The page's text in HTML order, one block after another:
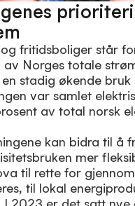
fritidsboliger står
av Norges totale
stadig økende
var samlet
av total norsk
kan bidra til å
mer
til rette for
til lokal